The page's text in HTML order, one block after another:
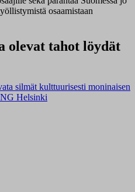
osaamistaan
olevat tahot löydät
silmät kulttuurisesti moninaisen
Helsinki